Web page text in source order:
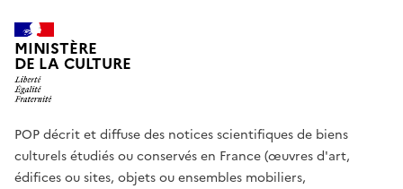
MINISTÈRE
DE LA CULTURE
POP décrit et diffuse des notices scientifiques de biens
culturels étudiés ou conservés en France (œuvres d'art,
édifices ou sites, objets ou ensembles mobiliers,